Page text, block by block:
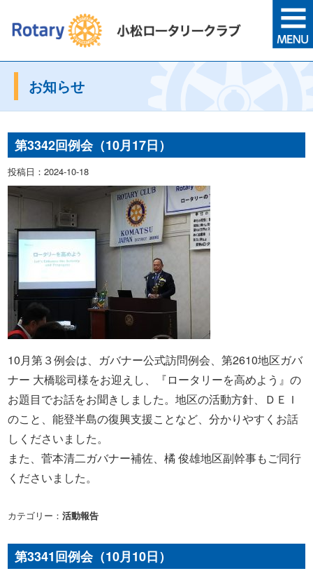
お知らせ
第3342回例会（10月17日）
投稿日：2024-10-18
10月第３例会は、ガバナー公式訪問例会、第2610地区ガバ
ナー 大橋聡司様をお迎えし、
『ロータリーを高めよう』の
お題目でお話をお聞きしました。地区の活動方針、ＤＥＩ
のこと、能登半島の復興支援ことなど、分かりやすくお話
しくださいました。
また、菅本清二ガバナー補佐、橘 俊雄地区副幹事もご同行
くださいました。
カテゴリー：活動報告
第3341回例会（10月10日）